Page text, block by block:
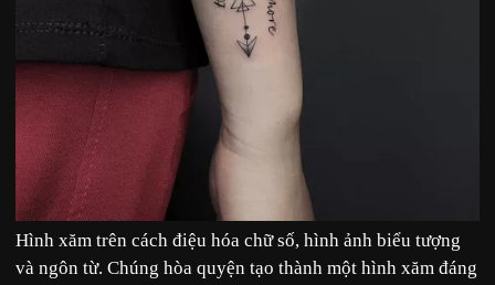
Hình xăm trên cách điệu hóa chữ số, hình ảnh biểu tượng
và ngôn từ. Chúng hòa quyện tạo thành một hình xăm đáng